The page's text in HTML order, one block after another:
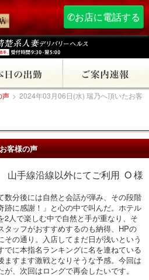
✆お店に電話する
声 > 2024年03月06日(水) 瑞乃へ頂いたお客
客様の声
山手線沿線以外にてご利用 O 様
数分後には自然と会話が弾み、その段階
跡に感謝！」と心の中で叫んだ。ホテル
2人で楽しむ中で自然と手が重なり、そ
ッフがおすすめするのも納得、HPの
その通り。入店してまだ日が浅いという
でに本指名ランキングに名を連ねている
ますます激戦となりそうな予感。今回は
が、次回はロングで再会したいです。